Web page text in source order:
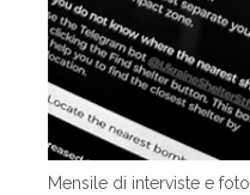
Mensile di interviste e foto